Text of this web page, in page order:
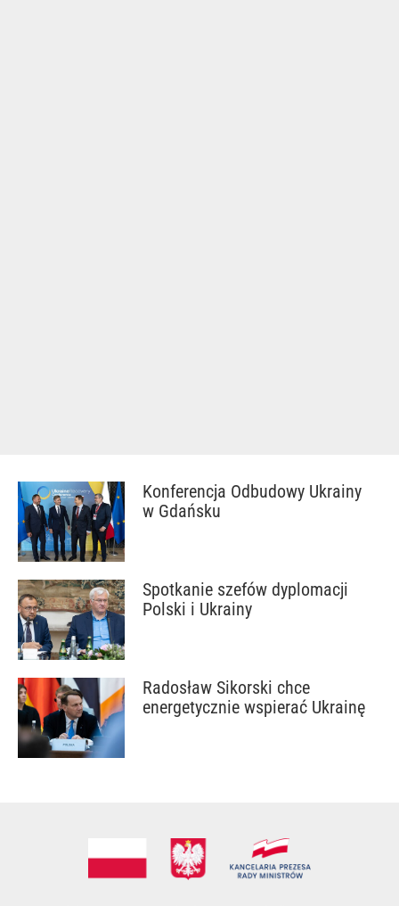
Konferencja Odbudowy Ukrainy
w Gdańsku
Spotkanie szefów dyplomacji
Polski i Ukrainy
Radosław Sikorski chce
energetycznie wspierać Ukrainę